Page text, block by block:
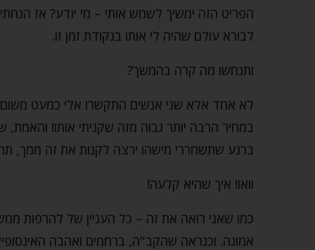
הפריט הזה ימשיך לשמש אותי – מי יודע? אז
לבורא עולם שהיה לי אותו בנקודת זמן זו.
ותנחשו מה קרה בהמשך?
לא אחד אלא שני אנשים התקשרו אלי כמעט
במחיר הרבה יותר גבוה מזה שקניתי אותו!
ברגע שתשחררי מישהו ירצה לקנות את זה ממך,
וואו! איך שהיא קלעה!
כמו שאני רואה את זה – כל העניין של להרפות
אמונה. וכנראה שהקב"ה, ברחמים ואהבה